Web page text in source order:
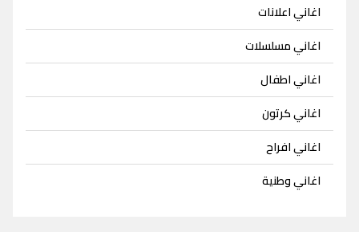
اغاني اعلانات
اغاني مسلسلات
اغاني اطفال
اغاني كرتون
اغاني افراح
اغاني وطنية